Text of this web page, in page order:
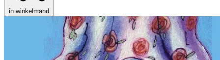
in winkelmand